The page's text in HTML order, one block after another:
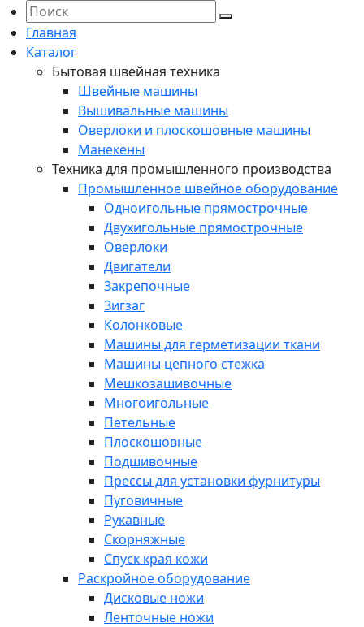
Главная
Каталог
Бытовая швейная техника
Швейные машины
Вышивальные машины
Оверлоки и плоскошовные машины
Манекены
Техника для промышленного производства
Промышленное швейное оборудование
Одноигольные прямострочные
Двухигольные прямострочные
Оверлоки
Двигатели
Закрепочные
Зигзаг
Колонковые
Машины для герметизации ткани
Машины цепного стежка
Мешкозашивочные
Многоигольные
Петельные
Плоскошовные
Подшивочные
Прессы для установки фурнитуры
Пуговичные
Рукавные
Скорняжные
Спуск края кожи
Раскройное оборудование
Дисковые ножи
Ленточные ножи